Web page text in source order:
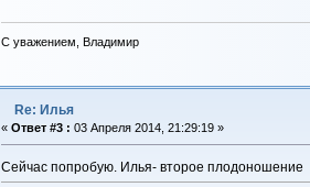
С уважением, Владимир
Re: Илья
« Ответ #3 : 03 Апреля 2014, 21:29:19 »
Сейчас попробую. Илья- второе плодоношение